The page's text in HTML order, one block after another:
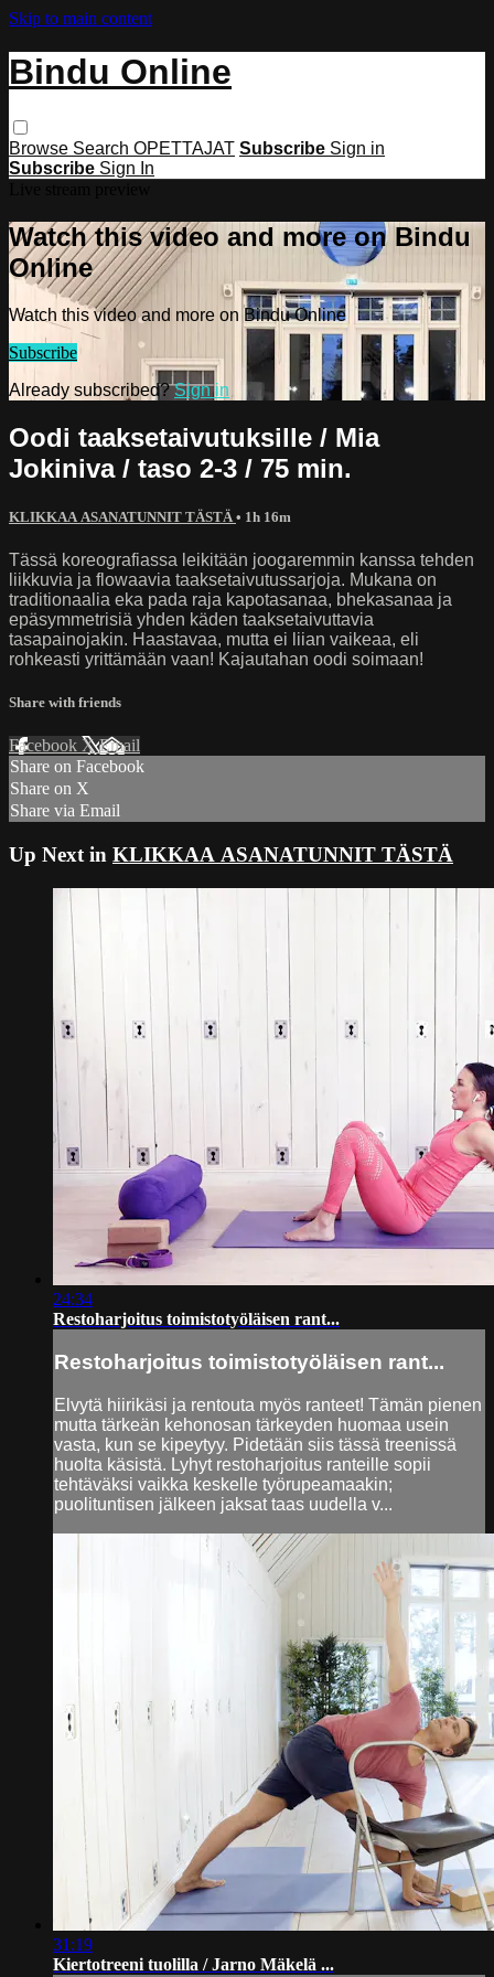
Skip to main content
Bindu Online
Browse Search OPETTAJAT Subscribe Sign in
Subscribe Sign In
Watch this video and more on Bindu
Online
Watch this video and more on Bindu Online
Subscribe
Already subscribed?Sign in
Oodi taaksetaivutuksille / Mia
Jokiniva / taso 2-3 / 75 min.
KLIKKAA ASANATUNNIT TÄSTÄ • 1h 16m
Tässä koreografiassa leikitään joogaremmin kanssa tehden
liikkuvia ja flowaavia taaksetaivutussarjoja. Mukana on
traditionaalia eka pada raja kapotasanaa, bhekasanaa ja
epäsymmetrisiä yhden käden taaksetaivuttavia
tasapainojakin. Haastavaa, mutta ei liian vaikeaa, eli
rohkeasti yrittämään vaan! Kajautahan oodi soimaan!
Share with friends
Facebook XEmail
Share on Facebook
Share on X
Share via Email
Up Next in KLIKKAA ASANATUNNIT TÄSTÄ
24:34
Restoharjoitus toimistotyöläisen rant...
Restoharjoitus toimistotyöläisen rant...
Elvytä hiirikäsi ja rentouta myös ranteet! Tämän pienen
mutta tärkeän kehonosan tärkeyden huomaa usein
vasta, kun se kipeytyy. Pidetään siis tässä treenissä
huolta käsistä. Lyhyt restoharjoitus ranteille sopii
tehtäväksi vaikka keskelle työrupeamaakin;
puolituntisen jälkeen jaksat taas uudella v...
31:19
Kiertotreeni tuolilla / Jarno Mäkelä ...